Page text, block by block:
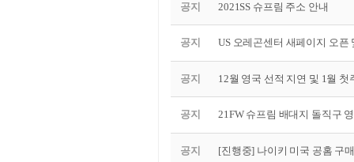
공지 2021SS 슈프림 주소 안내
공지 US 오레곤센터 새페이지 오
공지 12월 영국 선적 지연 및 1월 첫
공지 21FW 슈프림 배대지 돌직구
공지 [진행중] 나이키 미국 공홈 구